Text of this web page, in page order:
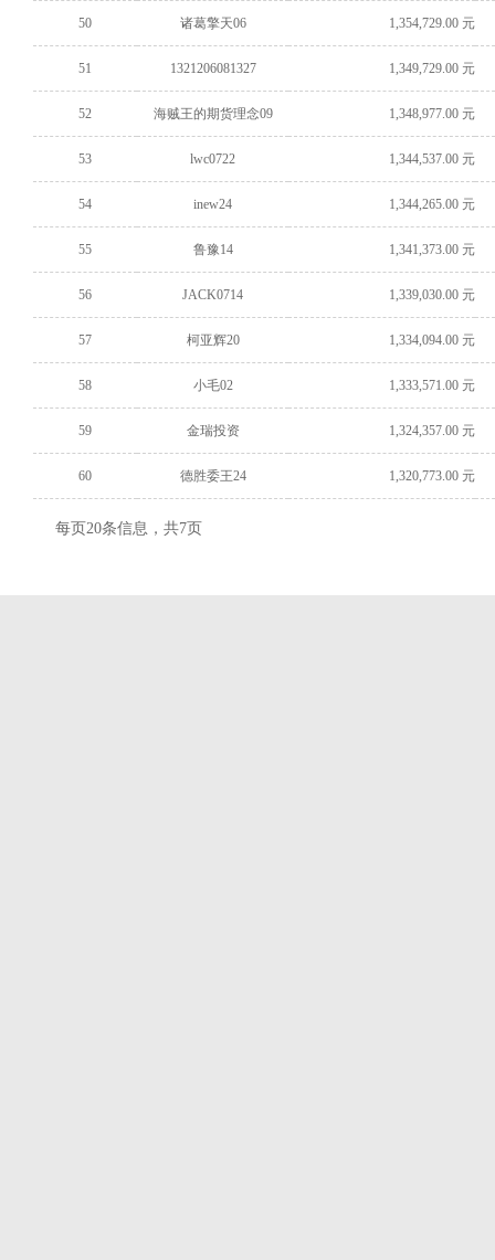
50 诸葛擎天06 1,354,729.00 元
51 1321206081327 1,349,729.00 元
52 海贼王的期货理念09 1,348,977.00 元
53 lwc0722 1,344,537.00 元
54 inew24 1,344,265.00 元
55 鲁豫14 1,341,373.00 元
56 JACK0714 1,339,030.00 元
57 柯亚辉20 1,334,094.00 元
58 小毛02 1,333,571.00 元
59 金瑞投资 1,324,357.00 元
60 德胜委王24 1,320,773.00 元
每页20条信息，共7页